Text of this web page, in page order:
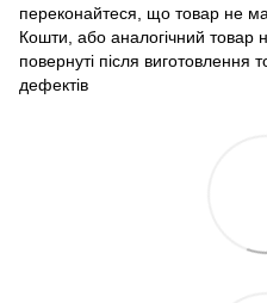
переконайтеся, що товар не
Кошти, або аналогічний товар
повернуті після виготовлення
дефектів